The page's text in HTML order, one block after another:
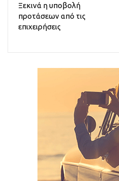
Ξεκινά η υποβολή
προτάσεων από τις
επιχειρήσεις